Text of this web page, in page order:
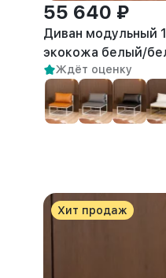
55 640 ₽
Диван модульный
экокожа белый/
Ждёт оценку
Хит продаж